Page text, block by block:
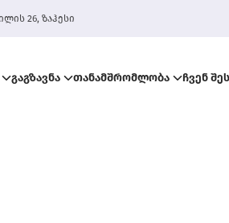
26, ზაჰესი
გაგზავნა თანამშრომლობა ჩვენ